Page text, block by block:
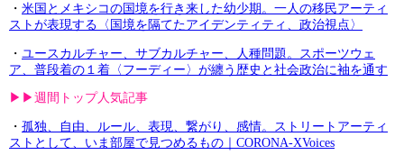
・ 米国とメキシコの国境を行き来した幼少期。一人の移民アーティ
ストが表現する〈国境を隔てたアイデンティティ、政治視点〉
・ ユースカルチャー、サブカルチャー、人種問題。スポーツウェ
ア、普段着の１着〈フーディー〉が纏う歴史と社会政治に袖を通す
▶︎▶︎週間トップ人気記事
・ 孤独、自由、ルール、表現、繋がり、感情。ストリートアーティ
ストとして、いま部屋で見つめるもの｜CORONA-XVoices